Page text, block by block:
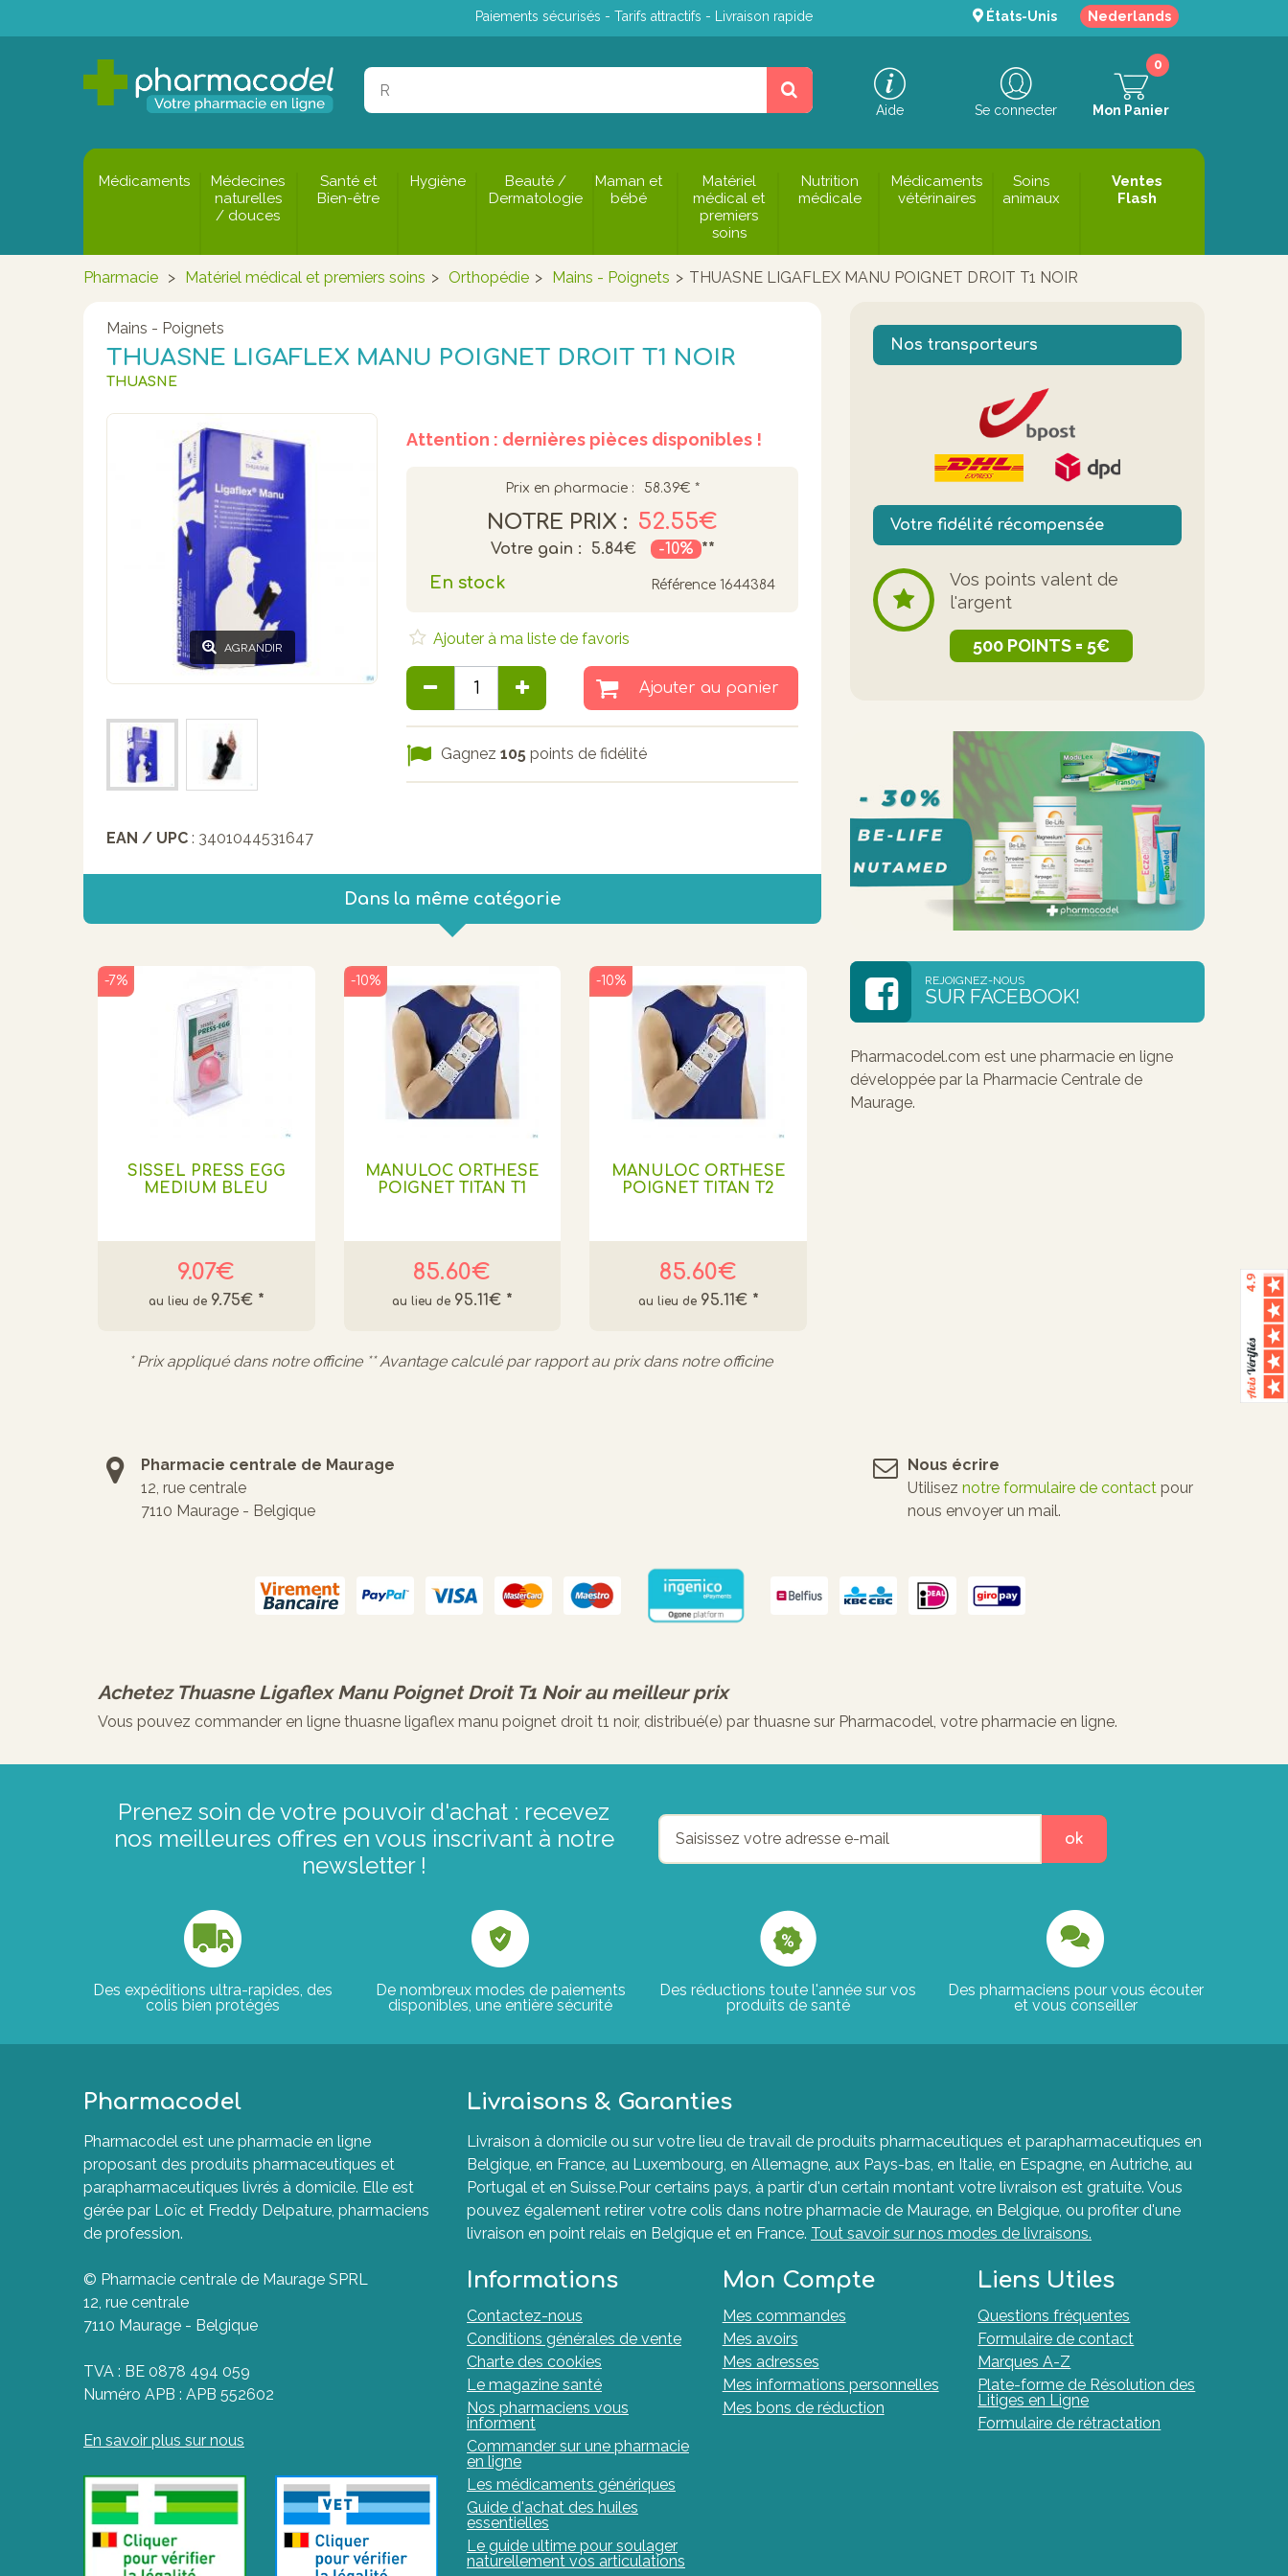
Paiements sécurisés - Tarifs attractifs - Livraison rapide États-Unis Nederlands
Aide Se connecter Mon Panier
0
Médicaments
Médecines
naturelles
/ douces
Santé et
Bien-être
Hygiène
Beauté /
Dermatologie
Maman et
bébé
Matériel
médical et
premiers
soins
Nutrition
médicale
Médicaments
vétérinaires
Soins
animaux
Ventes
Flash
Pharmacie > Matériel médical et premiers soins > Orthopédie > Mains - Poignets > THUASNE LIGAFLEX MANU POIGNET DROIT T1 NOIR
Mains - Poignets
THUASNE LIGAFLEX MANU POIGNET DROIT T1 NOIR
THUASNE
AGRANDIR
Prix en pharmacie : 58.39€ *
NOTRE PRIX : 52.55€
Votre gain : 5.84€ -10% **
En stock Référence 1644384
Attention : dernières pièces disponibles !
Ajouter à ma liste de favoris
Ajouter au panier
Gagnez105 points de fidélité
EAN / UPC : 3401044531647
Dans la même catégorie
SISSEL PRESS EGG
MEDIUM BLEU
9.07€
-7%
9.75€ *
MANULOC ORTHESE
POIGNET TITAN T1
85.60€
-10%
95.11€ *
MANULOC ORTHESE
POIGNET TITAN T2
85.60€
-10%
95.11€ *
* Prix appliqué dans notre officine ** Avantage calculé par rapport au prix dans notre officine
Nos transporteurs
Votre fidélité récompensée
Vos points valent de
l'argent
500 POINTS = 5€
REJOIGNEZ-NOUS
SUR FACEBOOK!
Pharmacodel.com est une pharmacie en ligne
développée par la Pharmacie Centrale de
Maurage.
Pharmacie centrale de Maurage
12, rue centrale
7110 Maurage - Belgique
Nous écrire
Utilisez notre formulaire de contact pour
nous envoyer un mail.
Achetez Thuasne Ligaflex Manu Poignet Droit T1 Noirau meilleur prix
Vous pouvez commander en ligne thuasne ligaflex manu poignet droit t1 noir, distribué(e) par thuasne sur Pharmacodel, votre pharmacie en ligne.
Prenez soin de votre pouvoir d'achat : recevez
nos meilleures offres en vous inscrivant à notre
newsletter !
ok
Des expéditions ultra-rapides, des
colis bien protégés
De nombreux modes de paiements
disponibles, une entière sécurité
Des réductions toute l'année sur vos
produits de santé
Des pharmaciens pour vous écouter
et vous conseiller
Pharmacodel
Pharmacodel est une pharmacie en ligne
proposant des produits pharmaceutiques et
parapharmaceutiques livrés à domicile. Elle est
gérée par Loïc et Freddy Delpature, pharmaciens
de profession.
© Pharmacie centrale de Maurage SPRL
12, rue centrale
7110 Maurage - Belgique
TVA : BE 0878 494 059
Numéro APB : APB 552602
En savoir plus sur nous
Livraisons & Garanties
Livraison à domicile ou sur votre lieu de travail de produits pharmaceutiques et parapharmaceutiques en
Belgique, en France, au Luxembourg, en Allemagne, aux Pays-bas, en Italie, en Espagne, en Autriche, au
Portugal et en Suisse.Pour certains pays, à partir d'un certain montant votre livraison est gratuite. Vous
pouvez également retirer votre colis dans notre pharmacie de Maurage, en Belgique, ou profiter d'une
livraison en point relais en Belgique et en France. Tout savoir sur nos modes de livraisons.
Informations
Contactez-nous
Conditions générales de vente
Charte des cookies
Le magazine santé
Nos pharmaciens vous
informent
Commander sur une pharmacie
en ligne
Les médicaments génériques
Guide d'achat des huiles
essentielles
Le guide ultime pour soulager
naturellement vos articulations
Mon Compte
Mes commandes
Mes avoirs
Mes adresses
Mes informations personnelles
Mes bons de réduction
Liens Utiles
Questions fréquentes
Formulaire de contact
Marques A-Z
Plate-forme de Résolution des
Litiges en Ligne
Formulaire de rétractation